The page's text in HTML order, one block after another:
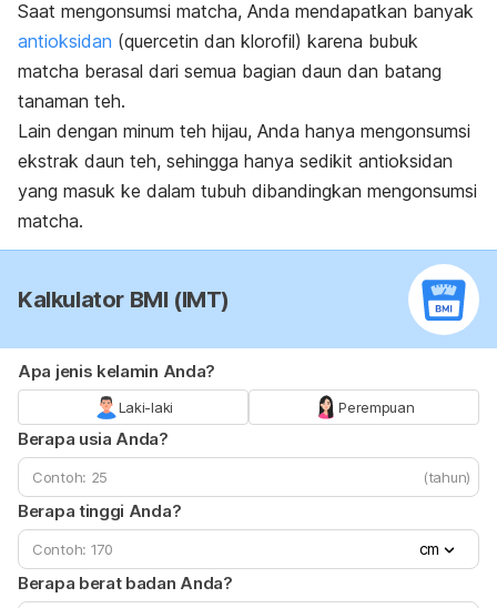
Saat mengonsumsi matcha, Anda mendapatkan banyak
antioksidan (quercetin dan klorofil) karena bubuk
matcha berasal dari semua bagian daun dan batang
tanaman teh.
Lain dengan minum teh hijau, Anda hanya mengonsumsi
ekstrak daun teh, sehingga hanya sedikit antioksidan
yang masuk ke dalam tubuh dibandingkan mengonsumsi
matcha.
Kalkulator BMI (IMT)
Apa jenis kelamin Anda?
Laki-laki Perempuan
Berapa usia Anda?
(tahun)
Berapa tinggi Anda?
cm
Berapa berat badan Anda?